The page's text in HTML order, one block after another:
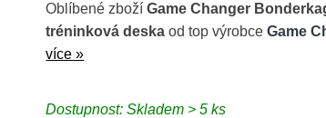
Oblíbené zbožíGame Changer
tréninková deska od top výrobceGame
více »
Dostupnost: Skladem > 5 ks